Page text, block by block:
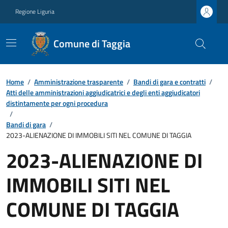
Regione Liguria
Comune di Taggia
Home / Amministrazione trasparente / Bandi di gara e contratti /
Atti delle amministrazioni aggiudicatrici e degli enti aggiudicatori
distintamente per ogni procedura
/
Bandi di gara /
2023-ALIENAZIONE DI IMMOBILI SITI NEL COMUNE DI TAGGIA
2023-ALIENAZIONE DI
IMMOBILI SITI NEL
COMUNE DI TAGGIA